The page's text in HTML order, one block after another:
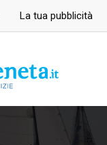
La tua pubblicità